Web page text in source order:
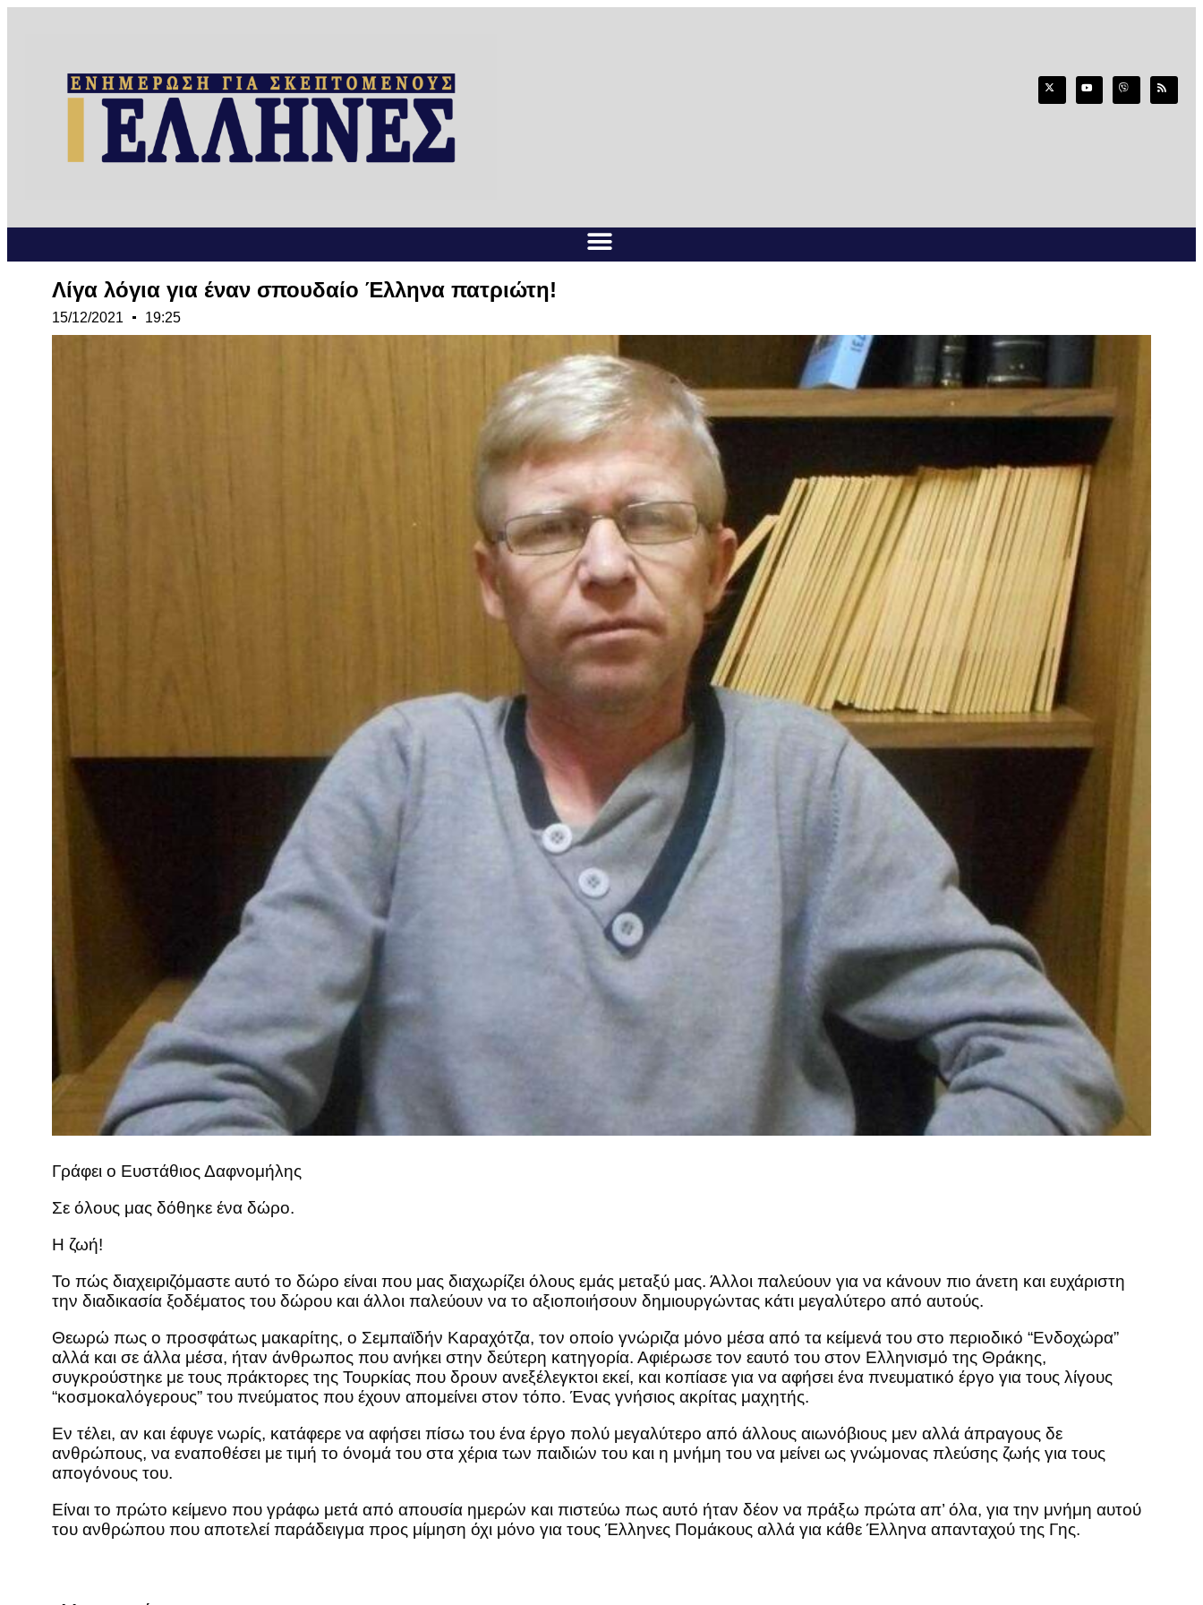
Λίγα λόγια για έναν σπουδαίο Έλληνα πατριώτη!
15/12/2021 19:25
Γράφει ο Ευστάθιος Δαφνομήλης
Σε όλους μας δόθηκε ένα δώρο.
Η ζωή!
Το πώς διαχειριζόμαστε αυτό το δώρο είναι που μας διαχωρίζει όλους εμάς μεταξύ μας. Άλλοι παλεύουν για να κάνουν πιο άνετη και ευχάριστη
την διαδικασία ξοδέματος του δώρου και άλλοι παλεύουν να το αξιοποιήσουν δημιουργώντας κάτι μεγαλύτερο από αυτούς.
Θεωρώ πως ο προσφάτως μακαρίτης, ο Σεμπαϊδήν Καραχότζα, τον οποίο γνώριζα μόνο μέσα από τα κείμενά του στο περιοδικό “Ενδοχώρα”
αλλά και σε άλλα μέσα, ήταν άνθρωπος που ανήκει στην δεύτερη κατηγορία. Αφιέρωσε τον εαυτό του στον Ελληνισμό της Θράκης,
συγκρούστηκε με τους πράκτορες της Τουρκίας που δρουν ανεξέλεγκτοι εκεί, και κοπίασε για να αφήσει ένα πνευματικό έργο για τους λίγους
“κοσμοκαλόγερους” του πνεύματος που έχουν απομείνει στον τόπο. Ένας γνήσιος ακρίτας μαχητής.
Εν τέλει, αν και έφυγε νωρίς, κατάφερε να αφήσει πίσω του ένα έργο πολύ μεγαλύτερο από άλλους αιωνόβιους μεν αλλά άπραγους δε
ανθρώπους, να εναποθέσει με τιμή το όνομά του στα χέρια των παιδιών του και η μνήμη του να μείνει ως γνώμονας πλεύσης ζωής για τους
απογόνους του.
Είναι το πρώτο κείμενο που γράφω μετά από απουσία ημερών και πιστεύω πως αυτό ήταν δέον να πράξω πρώτα απ’ όλα, για την μνήμη αυτού
του ανθρώπου που αποτελεί παράδειγμα προς μίμηση όχι μόνο για τους Έλληνες Πομάκους αλλά για κάθε Έλληνα απανταχού της Γης.